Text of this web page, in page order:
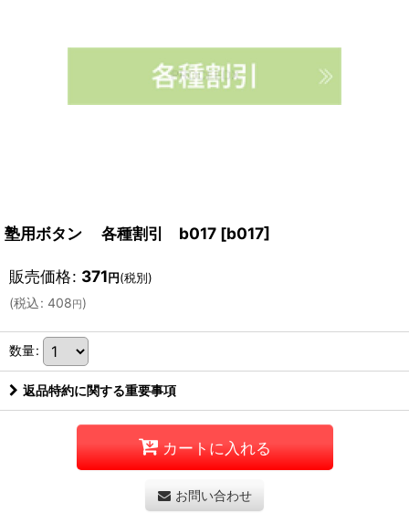
塾用ボタン 各種割引 b017 [b017]
販売価格: 371円(税別)
(税込: 408円)
数量:
返品特約に関する重要事項
カートに入れる
お問い合わせ